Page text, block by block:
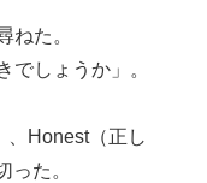
ねた。
でしょうか」。
、Honest（正し
った。